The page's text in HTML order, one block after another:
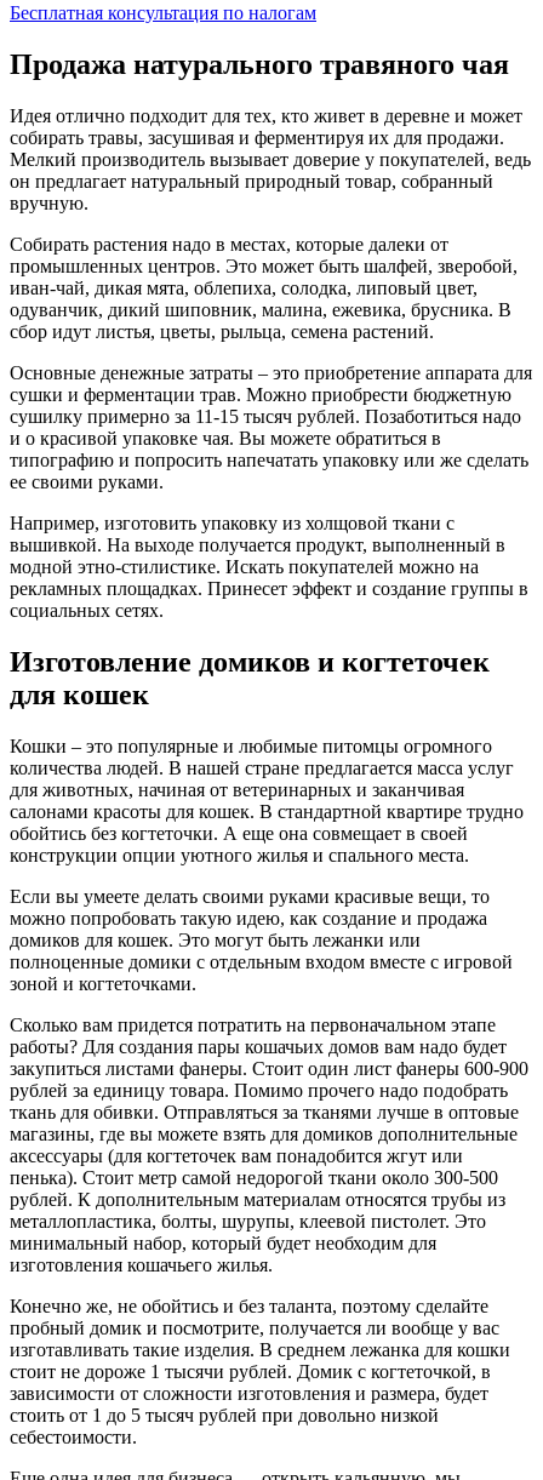
Бесплатная консультация по налогам
Продажа натурального травяного чая
Идея отлично подходит для тех, кто живет в деревне и может
собирать травы, засушивая и ферментируя их для продажи.
Мелкий производитель вызывает доверие у покупателей, ведь
он предлагает натуральный природный товар, собранный
вручную.
Собирать растения надо в местах, которые далеки от
промышленных центров. Это может быть шалфей, зверобой,
иван-чай, дикая мята, облепиха, солодка, липовый цвет,
одуванчик, дикий шиповник, малина, ежевика, брусника. В
сбор идут листья, цветы, рыльца, семена растений.
Основные денежные затраты – это приобретение аппарата для
сушки и ферментации трав. Можно приобрести бюджетную
сушилку примерно за 11-15 тысяч рублей. Позаботиться надо
и о красивой упаковке чая. Вы можете обратиться в
типографию и попросить напечатать упаковку или же сделать
ее своими руками.
Например, изготовить упаковку из холщовой ткани с
вышивкой. На выходе получается продукт, выполненный в
модной этно-стилистике. Искать покупателей можно на
рекламных площадках. Принесет эффект и создание группы в
социальных сетях.
Изготовление домиков и когтеточек
для кошек
Кошки – это популярные и любимые питомцы огромного
количества людей. В нашей стране предлагается масса услуг
для животных, начиная от ветеринарных и заканчивая
салонами красоты для кошек. В стандартной квартире трудно
обойтись без когтеточки. А еще она совмещает в своей
конструкции опции уютного жилья и спального места.
Если вы умеете делать своими руками красивые вещи, то
можно попробовать такую идею, как создание и продажа
домиков для кошек. Это могут быть лежанки или
полноценные домики с отдельным входом вместе с игровой
зоной и когтеточками.
Сколько вам придется потратить на первоначальном этапе
работы? Для создания пары кошачьих домов вам надо будет
закупиться листами фанеры. Стоит один лист фанеры 600-900
рублей за единицу товара. Помимо прочего надо подобрать
ткань для обивки. Отправляться за тканями лучше в оптовые
магазины, где вы можете взять для домиков дополнительные
аксессуары (для когтеточек вам понадобится жгут или
пенька). Стоит метр самой недорогой ткани около 300-500
рублей. К дополнительным материалам относятся трубы из
металлопластика, болты, шурупы, клеевой пистолет. Это
минимальный набор, который будет необходим для
изготовления кошачьего жилья.
Конечно же, не обойтись и без таланта, поэтому сделайте
пробный домик и посмотрите, получается ли вообще у вас
изготавливать такие изделия. В среднем лежанка для кошки
стоит не дороже 1 тысячи рублей. Домик с когтеточкой, в
зависимости от сложности изготовления и размера, будет
стоить от 1 до 5 тысяч рублей при довольно низкой
себестоимости.